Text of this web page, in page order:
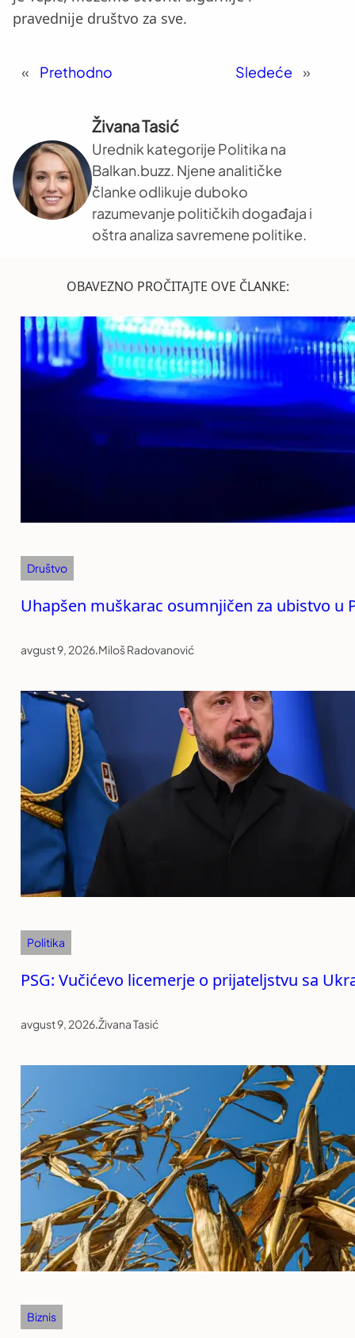
pravednije društvo za sve.
« Prethodno Sledeće »
Živana Tasić
Urednik kategorije Politika na
Balkan.buzz. Njene analitičke
članke odlikuje duboko
razumevanje političkih događaja i
oštra analiza savremene politike.
OBAVEZNO PROČITAJTE OVE ČLANKE:
Društvo
Uhapšen muškarac osumnjičen za ubistvo u
avgust 9, 2026.Miloš Radovanović
Politika
PSG: Vučićevo licemerje o prijateljstvu sa
avgust 9, 2026.Živana Tasić
Biznis